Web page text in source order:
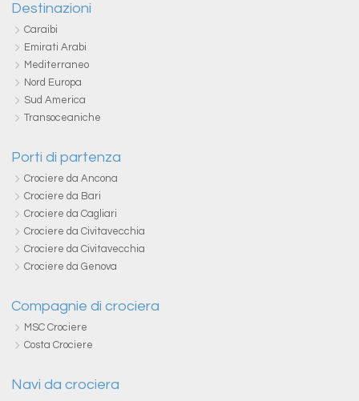
Destinazioni
Caraibi
Emirati Arabi
Mediterraneo
Nord Europa
Sud America
Transoceaniche
Porti di partenza
Crociere da Ancona
Crociere da Bari
Crociere da Cagliari
Crociere da Civitavecchia
Crociere da Civitavecchia
Crociere da Genova
Compagnie di crociera
MSC Crociere
Costa Crociere
Navi da crociera